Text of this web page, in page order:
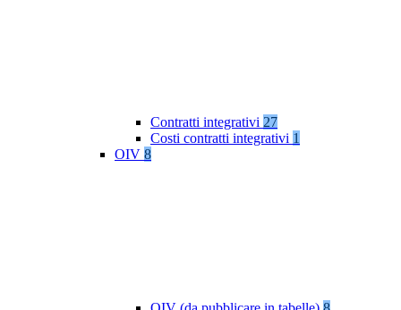
Contratti integrativi 27
Costi contratti integrativi 1
OIV 8